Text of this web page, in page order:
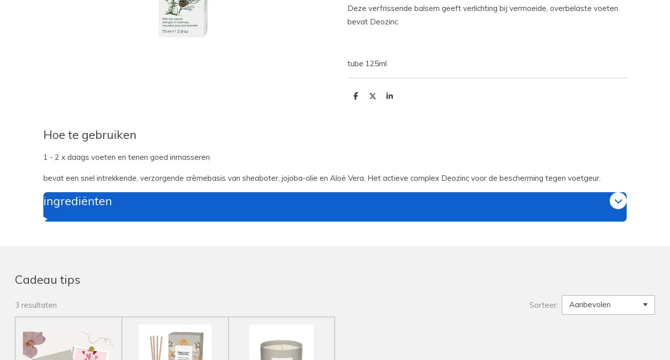
Deze verfrissende balsem geeft verlichting bij vermoeide, overbelaste voeten.
bevat Deozinc
tube 125ml
D
D
S
Hoe te gebruiken
1 - 2 x daags voeten en tenen goed inmasseren
bevat een snel intrekkende, verzorgende crèmebasis van sheaboter, jojoba-olie en Aloë Vera. Het actieve complex Deozinc voor de bescherming tegen voetgeur.
ingrediënten
Cadeau tips
3 resultaten Sorteer: